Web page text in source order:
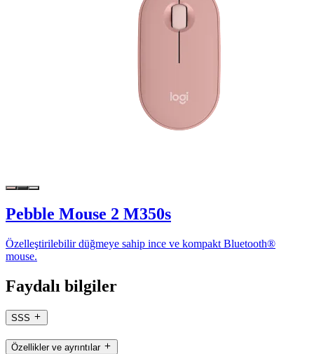
Pebble Mouse 2 M350s
Özelleştirilebilir düğmeye sahip ince ve kompakt Bluetooth®
mouse.
Faydalı bilgiler
SSS
Özellikler ve ayrıntılar